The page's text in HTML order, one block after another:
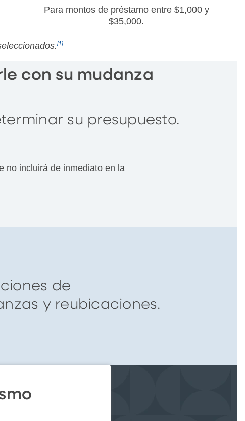
Para montos de préstamo entre $1,000 y
$35,000.
[1]
con su mudanza
su presupuesto.
no incluirá de inmediato en la
de
y reubicaciones.